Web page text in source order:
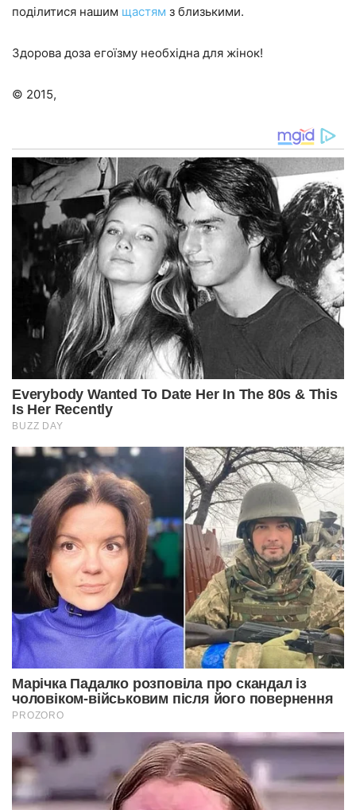
поділитися нашим щастям з близькими.
Здорова доза егоїзму необхідна для жінок!
© 2015,